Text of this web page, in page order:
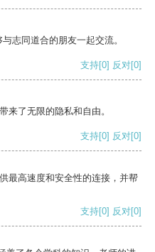
志同道合的朋友一起交流。
支持[0] 反对[0]
来了无限的隐私和自由。
支持[0] 反对[0]
最高速度和安全性的连接，并帮
支持[0] 反对[0]